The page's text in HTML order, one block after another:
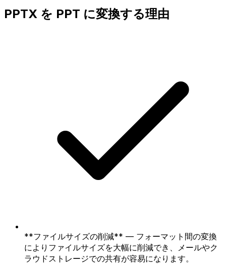
PPTX を PPT に変換する理由
**ファイルサイズの削減** — フォーマット間の変換
によりファイルサイズを大幅に削減でき、メールやク
ラウドストレージでの共有が容易になります。